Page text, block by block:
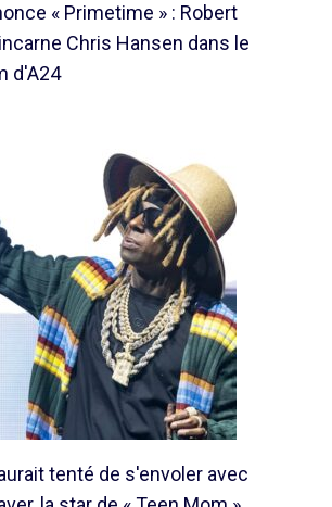
« Primetime » : Robert
Chris Hansen dans le
d'A24
tenté de s'envoler avec